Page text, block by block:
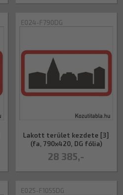
E024-F790DG
28 385,-
Lakott terület kezdete [3]
(fa, 790x420, DG fólia)
E025-F1055DG